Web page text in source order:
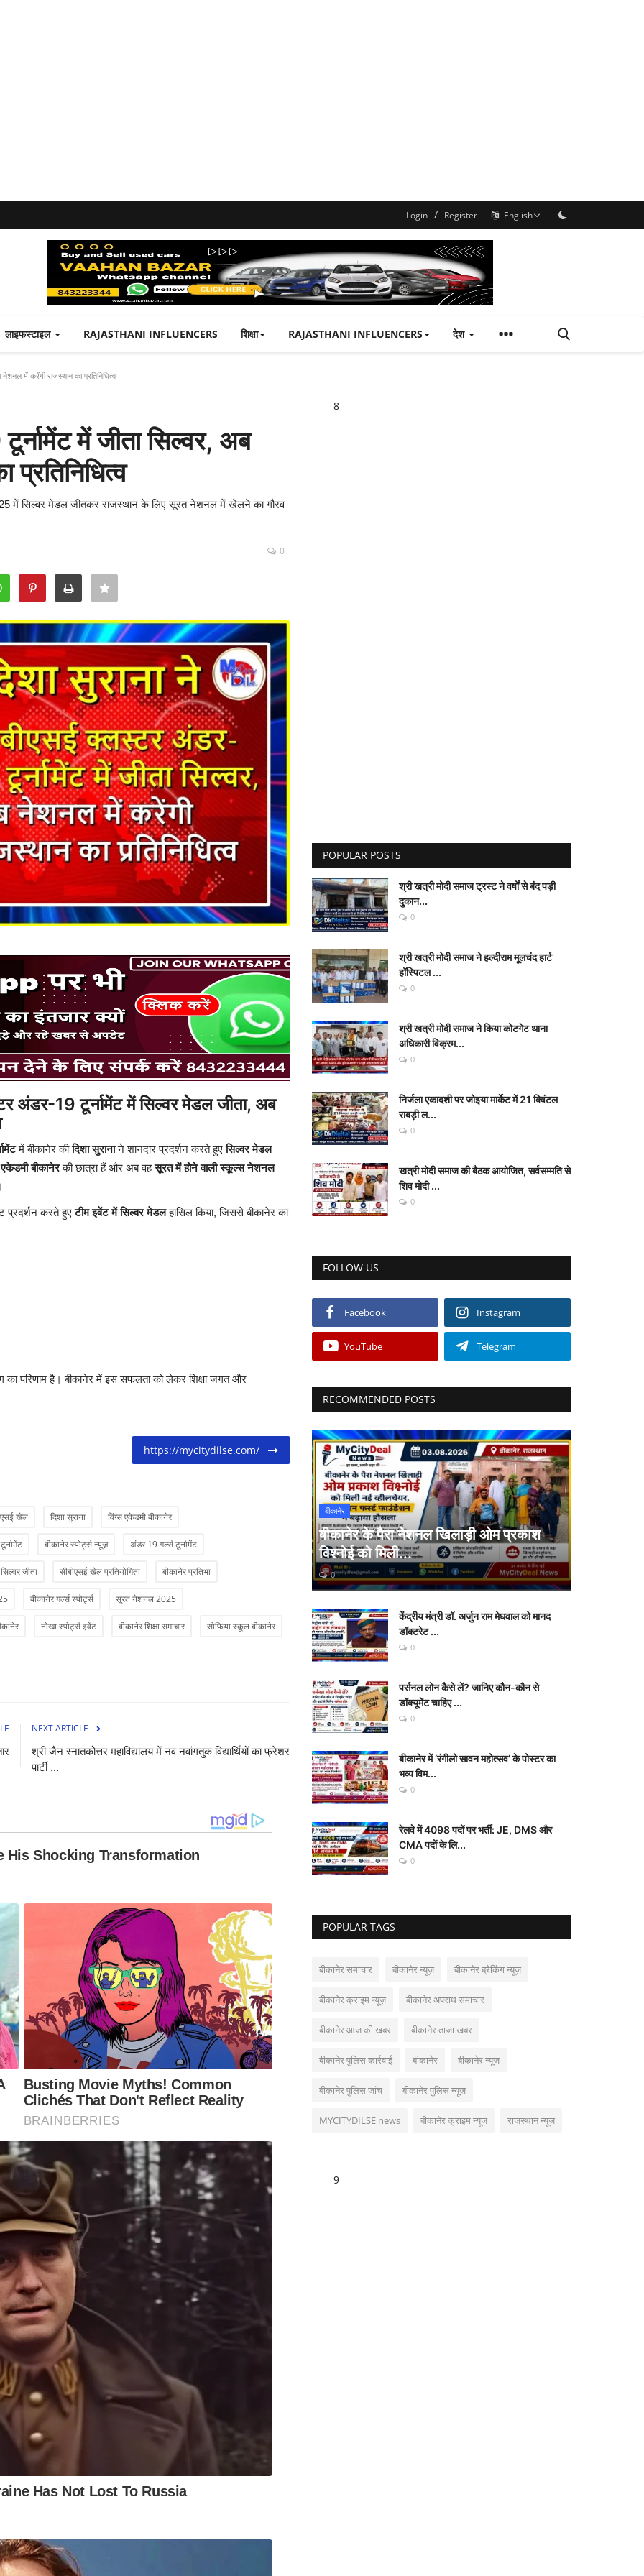
Login / Register English
लाइफस्टाइल RAJASTHANI INFLUENCERS शिक्षा RAJASTHANI INFLUENCERS देश
में करेंगी राजस्थान का प्रतिनिधित्व
में जीता सिल्वर, अब
में सिल्वर मेडल जीतकर राजस्थान के लिए सूरत नेशनल में खेलने का गौरव
0
अंडर-19 टूर्नामेंट में सिल्वर मेडल जीता, अब
में बीकानेर कीदिशा सुरानाने शानदार प्रदर्शन करते हुएसिल्वर मेडल
बीकानेरकी छात्रा हैं और अब वहसूरत में होने वाली स्कूल्स नेशनल
प्रदर्शन करते हुएटीम इवेंट में सिल्वर मेडलहासिल किया, जिससे बीकानेर का
परिणाम है। बीकानेर में इस सफलता को लेकर शिक्षा जगत और
https://mycitydilse.com/
खेल दिशा सुराना विंग्स एकेडमी बीकानेर
बीकानेर स्पोर्ट्स न्यूज़ अंडर 19 गर्ल्स टूर्नामेंट
जीता सीबीएसई खेल प्रतियोगिता बीकानेर प्रतिभा
बीकानेर गर्ल्स स्पोर्ट्स सूरत नेशनल 2025
नोखा स्पोर्ट्स इवेंट बीकानेर शिक्षा समाचार सोफिया स्कूल बीकानेर
NEXT ARTICLE
श्री जैन स्नातकोत्तर महाविद्यालय में नव नवांगतुक विद्यार्थियों का फ्रेशर
पार्टी ...
8
POPULAR POSTS
श्री खत्री मोदी समाज ट्रस्ट ने वर्षों से बंद पड़ी
दुकान...
0
श्री खत्री मोदी समाज ने हल्दीराम मूलचंद हार्ट
हॉस्पिटल ...
0
श्री खत्री मोदी समाज ने किया कोटगेट थाना
अधिकारी विक्रम...
0
निर्जला एकादशी पर जोइया मार्केट में 21 क्विंटल
राबड़ी ल...
0
खत्री मोदी समाज की बैठक आयोजित, सर्वसम्मति से
शिव मोदी ...
0
FOLLOW US
Facebook Instagram
YouTube Telegram
RECOMMENDED POSTS
बीकानेर
बीकानेर के पैरा नेशनल खिलाड़ी ओम प्रकाश
विश्नोई को मिली...
0
केंद्रीय मंत्री डॉ. अर्जुन राम मेघवाल को मानद
डॉक्टरेट ...
0
पर्सनल लोन कैसे लें? जानिए कौन-कौन से
डॉक्यूमेंट चाहिए ...
0
बीकानेर में ‘रंगीलो सावन महोत्सव’ के पोस्टर का
भव्य विम...
0
रेलवे में 4098 पदों पर भर्ती: JE, DMS और
CMA पदों के लि...
0
POPULAR TAGS
बीकानेर समाचार बीकानेर न्यूज़ बीकानेर ब्रेकिंग न्यूज़
बीकानेर क्राइम न्यूज़ बीकानेर अपराध समाचार
बीकानेर आज की खबर बीकानेर ताजा खबर
बीकानेर पुलिस कार्रवाई बीकानेर बीकानेर न्यूज
बीकानेर पुलिस जांच बीकानेर पुलिस न्यूज़
MYCITYDILSE news बीकानेर क्राइम न्यूज राजस्थान न्यूज
9